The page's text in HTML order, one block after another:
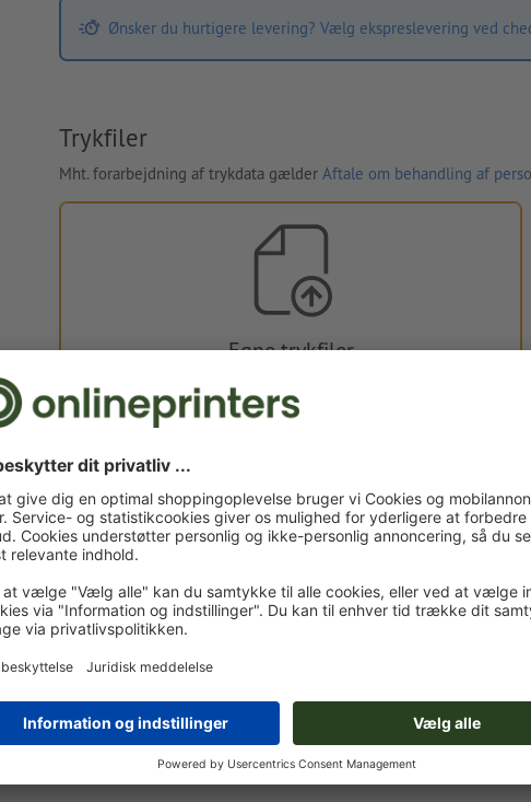
Ønsker du hurtigere levering? Vælg ekspreslevering ved
Trykfiler
Mht. forarbejdning af trykdata gælder Aftale om behandling af
Egne trykfiler
Du kan uploade dine trykfiler før eller efter du afslutter
Upload nu
Leveres ca.:
tir. d. 18. aug. - tor. d. 20. aug.
Vægt: ca.3,6 kg